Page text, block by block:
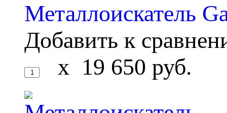
Металлоискатель
Добавить к
x 19 650 руб.